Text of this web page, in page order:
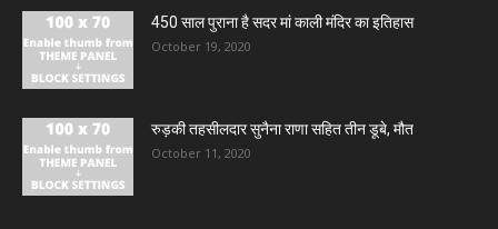
450 साल पुराना है सदर मां काली मंदिर का इतिहास
October 19, 2020
रुड़की तहसीलदार सुनैना राणा सहित तीन डूबे, मौत
October 11, 2020